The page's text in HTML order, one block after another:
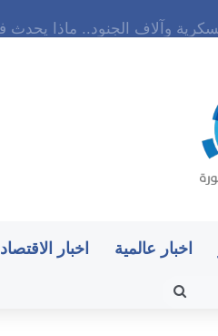
اخبار عالمية اخبار الاقتصاد